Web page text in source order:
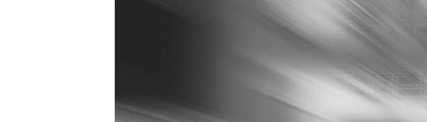
Gedragsverandering
Influencer marketing
Interne communicatie